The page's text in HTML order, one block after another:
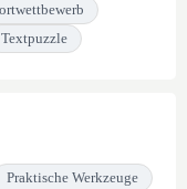
Textpuzzle
Praktische Werkzeuge